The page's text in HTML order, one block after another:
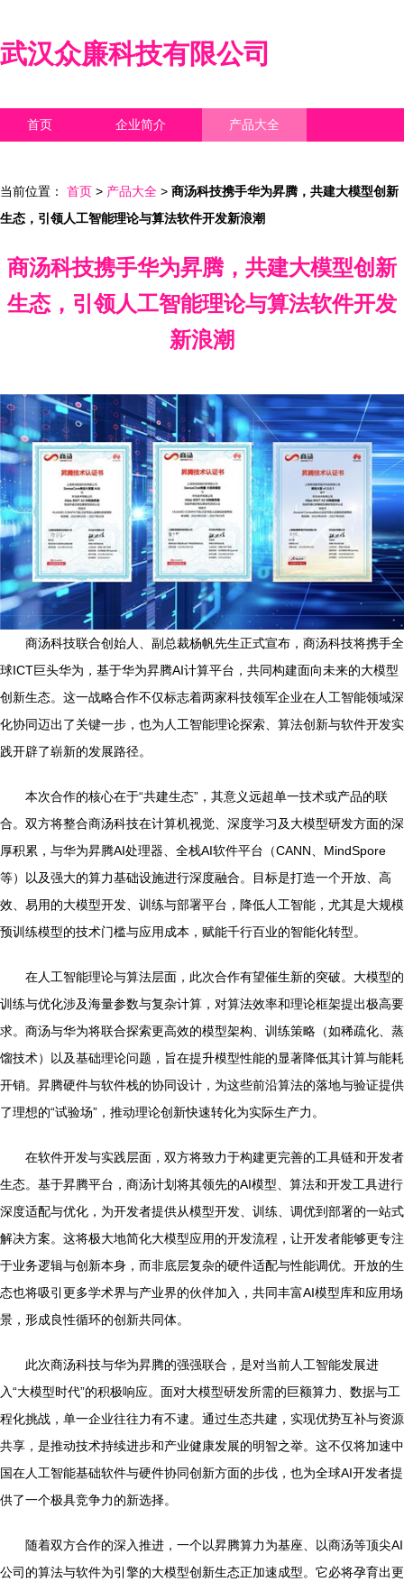
武汉众廉科技有限公司
首页 企业简介 产品大全
当前位置： 首页 > 产品大全 > 商汤科技携手华为昇腾，共建大模型创新
生态，引领人工智能理论与算法软件开发新浪潮
商汤科技携手华为昇腾，共建大模型创新
生态，引领人工智能理论与算法软件开发
新浪潮
商汤科技联合创始人、副总裁杨帆先生正式宣布，商汤科技将携手全
球ICT巨头华为，基于华为昇腾AI计算平台，共同构建面向未来的大模型
创新生态。这一战略合作不仅标志着两家科技领军企业在人工智能领域深
化协同迈出了关键一步，也为人工智能理论探索、算法创新与软件开发实
践开辟了崭新的发展路径。
本次合作的核心在于“共建生态”，其意义远超单一技术或产品的联
合。双方将整合商汤科技在计算机视觉、深度学习及大模型研发方面的深
厚积累，与华为昇腾AI处理器、全栈AI软件平台（CANN、MindSpore
等）以及强大的算力基础设施进行深度融合。目标是打造一个开放、高
效、易用的大模型开发、训练与部署平台，降低人工智能，尤其是大规模
预训练模型的技术门槛与应用成本，赋能千行百业的智能化转型。
在人工智能理论与算法层面，此次合作有望催生新的突破。大模型的
训练与优化涉及海量参数与复杂计算，对算法效率和理论框架提出极高要
求。商汤与华为将联合探索更高效的模型架构、训练策略（如稀疏化、蒸
馏技术）以及基础理论问题，旨在提升模型性能的显著降低其计算与能耗
开销。昇腾硬件与软件栈的协同设计，为这些前沿算法的落地与验证提供
了理想的“试验场”，推动理论创新快速转化为实际生产力。
在软件开发与实践层面，双方将致力于构建更完善的工具链和开发者
生态。基于昇腾平台，商汤计划将其领先的AI模型、算法和开发工具进行
深度适配与优化，为开发者提供从模型开发、训练、调优到部署的一站式
解决方案。这将极大地简化大模型应用的开发流程，让开发者能够更专注
于业务逻辑与创新本身，而非底层复杂的硬件适配与性能调优。开放的生
态也将吸引更多学术界与产业界的伙伴加入，共同丰富AI模型库和应用场
景，形成良性循环的创新共同体。
此次商汤科技与华为昇腾的强强联合，是对当前人工智能发展进
入“大模型时代”的积极响应。面对大模型研发所需的巨额算力、数据与工
程化挑战，单一企业往往力有不逮。通过生态共建，实现优势互补与资源
共享，是推动技术持续进步和产业健康发展的明智之举。这不仅将加速中
国在人工智能基础软件与硬件协同创新方面的步伐，也为全球AI开发者提
供了一个极具竞争力的新选择。
随着双方合作的深入推进，一个以昇腾算力为基座、以商汤等顶尖AI
公司的算法与软件为引擎的大模型创新生态正加速成型。它必将孕育出更